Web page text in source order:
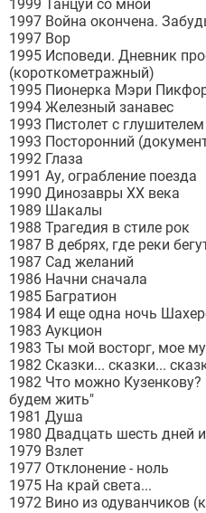
1999 Танцуй со мной
1997 Война окончена.
1997 Вор
1995 Исповеди. Дневник
(короткометражный)
1995 Пионерка Мэри
1994 Железный занавес
1993 Пистолет с глушителем
1993 Посторонний
1992 Глаза
1991 Ау, ограбление поезда
1990 Динозавры ХХ века
1989 Шакалы
1988 Трагедия в стиле рок
1987 В дебрях, где реки
1987 Сад желаний
1986 Начни сначала
1985 Багратион
1984 И еще одна ночь
1983 Аукцион
1983 Ты мой восторг, мое
1982 Сказки... сказки...
1982 Что можно
будем жить"
1981 Душа
1980 Двадцать шесть дней
1979 Взлет
1977 Отклонение - ноль
1975 На край света...
1972 Вино из одуванчиков